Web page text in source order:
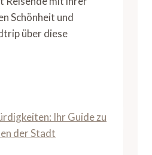
Schönheit und
über diese